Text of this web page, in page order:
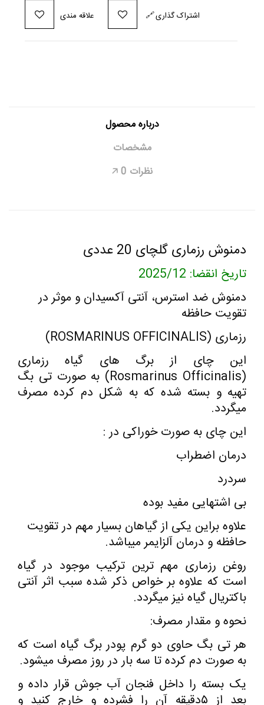
علاقه مندی 🔗اشتراک گذاری
درباره محصول
مشخصات
نظرات 0
🡥
دمنوش رزماری گلچای 20 عددی
تاریخ انقضا: 2025/12
دمنوش ضد استرس، آنتی آکسیدان و موثر در
تقویت حافظه
رزماری (ROSMARINUS OFFICINALIS)
این چای از برگ های گیاه رزماری
(Rosmarinus Officinalis) به صورت تی بگ
تهیه و بسته شده که به شکل دم کرده مصرف
میگردد.
این چای به صورت خوراکی در :
درمان اضطراب
سردرد
بی اشتهایی مفید بوده
علاوه براین یکی از گیاهان بسیار مهم در تقویت
حافظه و درمان آلزایمر میباشد.
روغن رزماری مهم ترین ترکیب موجود در گیاه
است که علاوه بر خواص ذکر شده سبب اثر آنتی
باکتریال گیاه نیز میگردد.
نحوه و مقدار مصرف:
هر تی بگ حاوی دو گرم پودر برگ گیاه است که
به صورت دم کرده تا سه بار در روز مصرف میشود.
یک بسته را داخل فنجان آب جوش قرار داده و
بعد از ۵دقیقه آن را فشرده و خارج کنید و